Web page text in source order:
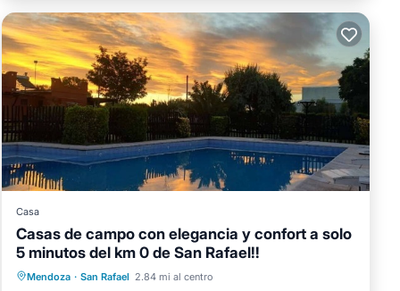
Casa
Casas de campo con elegancia y confort a solo
5 minutos del km 0 de San Rafael!!
Mendoza · San Rafael 2.84 mi al centro
Chimenea/Calefacción
Se admiten mascotas
Internet
Apto para niños